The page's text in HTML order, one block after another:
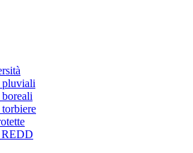
pluviali
boreali
torbiere
REDD